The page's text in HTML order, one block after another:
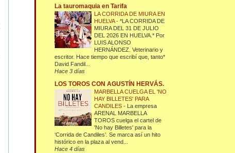
La tauromaquia en Tarifa
LA CORRIDA DE MIURA EN
HUELVA-*LA CORRIDA DE
MIURA DEL 31 DE JULIO
DEL 2026 EN HUELVA.* Por
LUIS ALONSO
HERNÁNDEZ. Veterinario y
escritor. Hace tiempo que escribí que, tanto*
David Fandil...
Hace 3 días
LOS TOROS CON AGUSTÍN HERVÁS.
MARBELLA CUELGA EL 'NO
HAY BILLETES' PARA
CANDILES- La empresa
ARENAL MARBELLA
TOROS cuelga el cartel de
'No hay Billetes' para la
‘Corrida de Candiles’. Se marca así un hito
histórico en la plaza al vend...
Hace 4 días